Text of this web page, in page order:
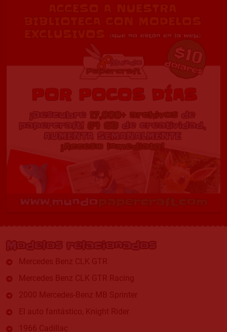
Modelos relacionados
Mercedes Benz CLK GTR
Mercedes Benz CLK GTR Racing
2000 Mercedes-Benz MB Sprinter
El auto fantástico, Knight Rider
1966 Cadillac